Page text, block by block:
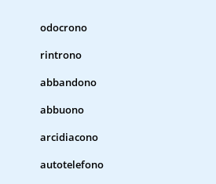
odocrono
rintrono
abbandono
abbuono
arcidiacono
autotelefono